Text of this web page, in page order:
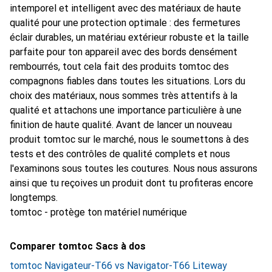
intemporel et intelligent avec des matériaux de haute
qualité pour une protection optimale : des fermetures
éclair durables, un matériau extérieur robuste et la taille
parfaite pour ton appareil avec des bords densément
rembourrés, tout cela fait des produits tomtoc des
compagnons fiables dans toutes les situations. Lors du
choix des matériaux, nous sommes très attentifs à la
qualité et attachons une importance particulière à une
finition de haute qualité. Avant de lancer un nouveau
produit tomtoc sur le marché, nous le soumettons à des
tests et des contrôles de qualité complets et nous
l'examinons sous toutes les coutures. Nous nous assurons
ainsi que tu reçoives un produit dont tu profiteras encore
longtemps.
tomtoc - protège ton matériel numérique
Comparer tomtoc Sacs à dos
tomtoc Navigateur-T66 vs Navigator-T66 Liteway